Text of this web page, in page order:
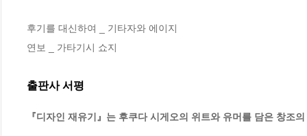
후기를 대신하여 _ 기타자와 에이지
연보 _ 가타기시 쇼지
출판사 서평
『디자인 재유기』는 후쿠다 시게오의 위트와 유머를 담은 창조